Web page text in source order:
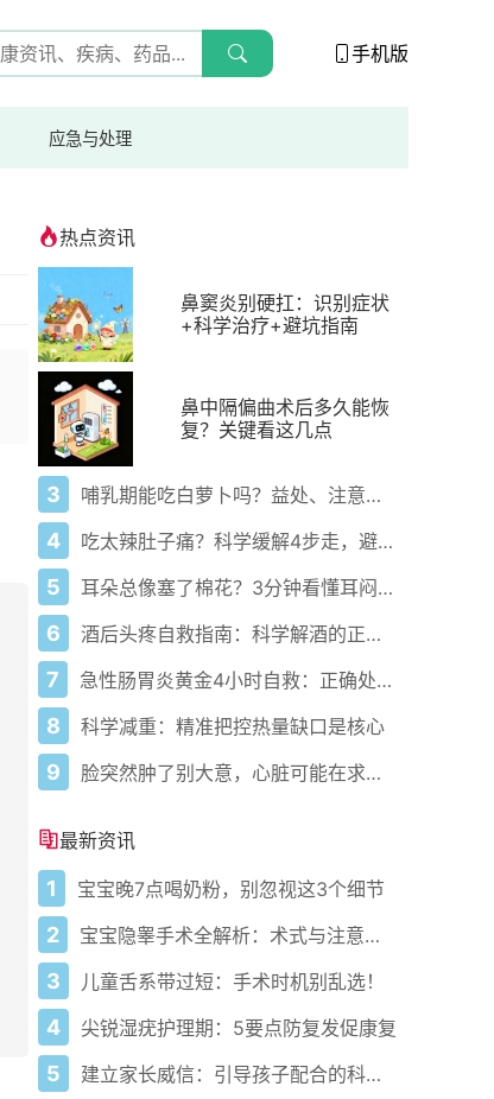
手机版
应急与处理
热点资讯
鼻窦炎别硬扛：识别症状
+科学治疗+避坑指南
鼻中隔偏曲术后多久能恢
复？关键看这几点
3 哺乳期能吃白萝卜吗？益处、注意事项一次说清
4 吃太辣肚子痛？科学缓解4步走，避免“辣出胃炎”
5 耳朵总像塞了棉花？3分钟看懂耳闷的真相与自救指南
6 酒后头疼自救指南：科学解酒的正确打开方式
7 急性肠胃炎黄金4小时自救：正确处置与误区避坑关键
8 科学减重：精准把控热量缺口是核心
9 脸突然肿了别大意，心脏可能在求救？
最新资讯
1 宝宝晚7点喝奶粉，别忽视这3个细节
2 宝宝隐睾手术全解析：术式与注意事项
3 儿童舌系带过短：手术时机别乱选！
4 尖锐湿疣护理期：5要点防复发促康复
5 建立家长威信：引导孩子配合的科学育儿法